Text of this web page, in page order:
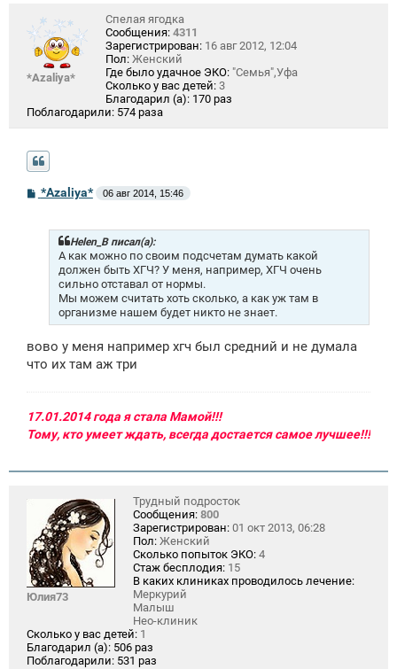
*Azaliya*
Спелая ягодка
Сообщения: 4311
Зарегистрирован: 16 авг 2012, 12:04
Пол: Женский
Где было удачное ЭКО: "Семья",Уфа
Сколько у вас детей: 3
Благодарил (а): 170 раз
Поблагодарили: 574 раза
С*Azaliya* 06 авг 2014, 15:46
Helen_B писал(а):
А как можно по своим подсчетам думать какой
должен быть ХГЧ? У меня, например, ХГЧ очень
сильно отставал от нормы.
Мы можем считать хоть сколько, а как уж там в
организме нашем будет никто не знает.
вово у меня например хгч был средний и не думала
что их там аж три
17.01.2014 года я стала Мамой!!!
Тому, кто умеет ждать, всегда достается самое лучшее!!!
Юлия73
Трудный подросток
Сообщения: 800
Зарегистрирован: 01 окт 2013, 06:28
Пол: Женский
Сколько попыток ЭКО: 4
Стаж бесплодия: 15
В каких клиниках проводилось лечение:
Меркурий
Малыш
Нео-клиник
Сколько у вас детей: 1
Благодарил (а): 506 раз
Поблагодарили: 531 раз